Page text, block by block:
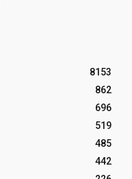
8153
862
696
519
485
442